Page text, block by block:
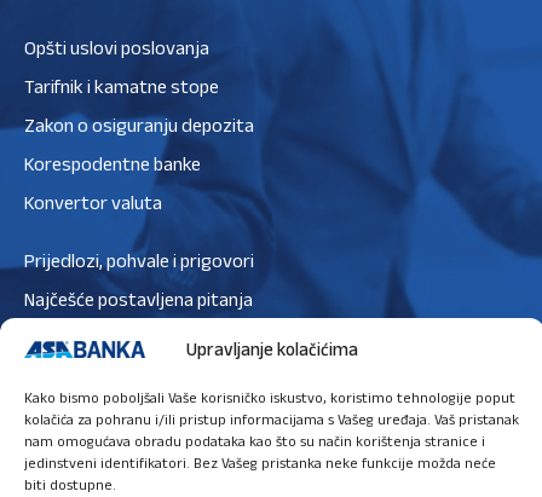
Upravljanje kolačićima
Kako bismo poboljšali Vaše korisničko iskustvo, koristimo tehnologije poput
kolačića za pohranu i/ili pristup informacijama s Vašeg uređaja. Vaš pristanak
nam omogućava obradu podataka kao što su način korištenja stranice i
jedinstveni identifikatori. Bez Vašeg pristanka neke funkcije možda neće
biti dostupne.
Opšti uslovi poslovanja
Tarifnik i kamatne stope
Zakon o osiguranju depozita
Korespodentne banke
Konvertor valuta
Prijedlozi, pohvale i prigovori
Najčešće postavljena pitanja
Zaštita podataka
Politika kolačića